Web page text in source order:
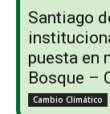
Santiago
puesta en
Bosque –
Cambio Climático